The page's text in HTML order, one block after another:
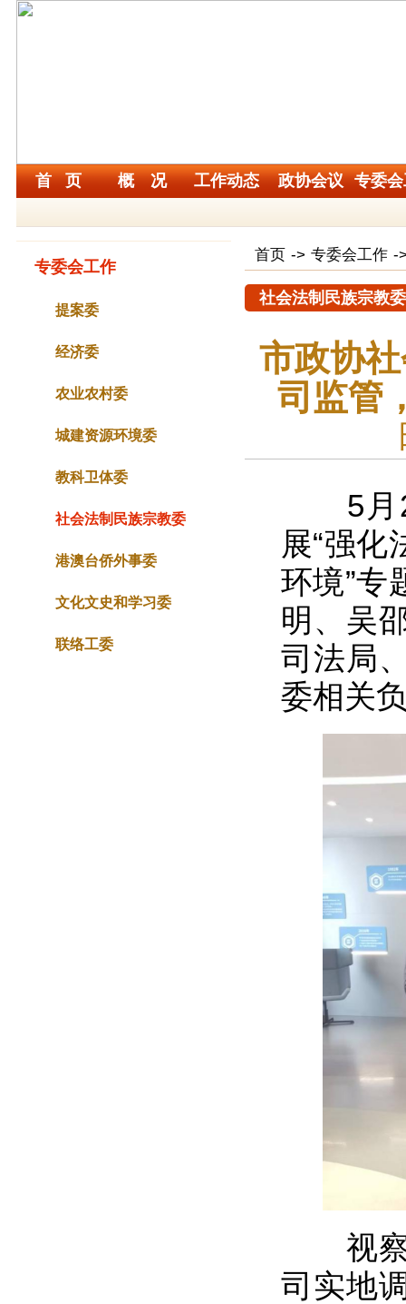
首 页 概 况 工作动态 政协会议 专委
专委会工作
提案委
经济委
农业农村委
城建资源环境委
教科卫体委
社会法制民族宗教委
港澳台侨外事委
文化文史和学习委
联络工委
首页 -> 专委会工作 -
社会法制民族宗教委
市政协
司监管
5月29
展“强化
环境”专
明、吴
司法局
委相关
视察
司实地